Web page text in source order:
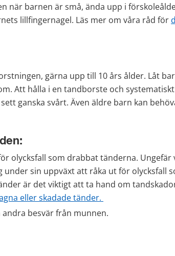
när barnen är små, ända upp i
lillfingernagel. Läs mer om våra råd för
gärna upp till 10 års ålder. Låt
Att hålla i en tandborste och
ganska svårt. Även äldre barn kan
olycksfall som drabbat tänderna. Ungefär
under sin uppväxt att råka ut för olycksfall
är det viktigt att ta hand om
eller skadade tänder.
besvär från munnen.